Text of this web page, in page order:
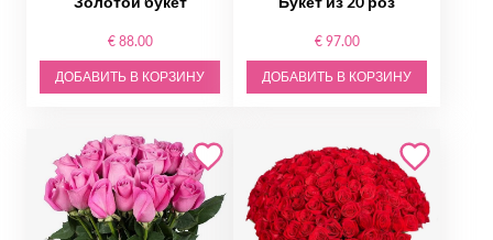
€ 88.00
ДОБАВИТЬ В КОРЗИНУ
€ 97.00
ДОБАВИТЬ В КОРЗИНУ